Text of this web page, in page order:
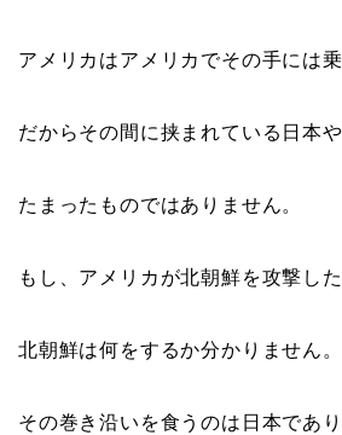
アメリカはアメリカでその手には
だからその間に挟まれている日本
たまったものではありません。
もし、アメリカが北朝鮮を攻撃した
北朝鮮は何をするか分かりません。
その巻き沿いを食うのは日本であ